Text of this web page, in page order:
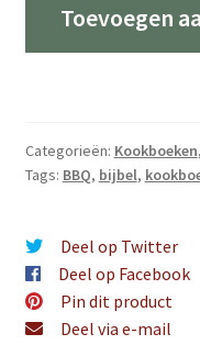
aantalToevoegen
Categorieën: Kookboeken,
Tags: BBQ, bijbel,
Deel op Twitter
Deel op Facebook
Pin dit product
Deel via e-mail